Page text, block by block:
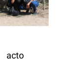
acto